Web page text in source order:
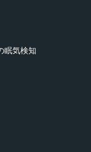
眠気検知